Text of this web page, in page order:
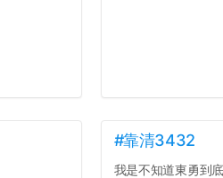
#靠清3432
我是不知道東勇到